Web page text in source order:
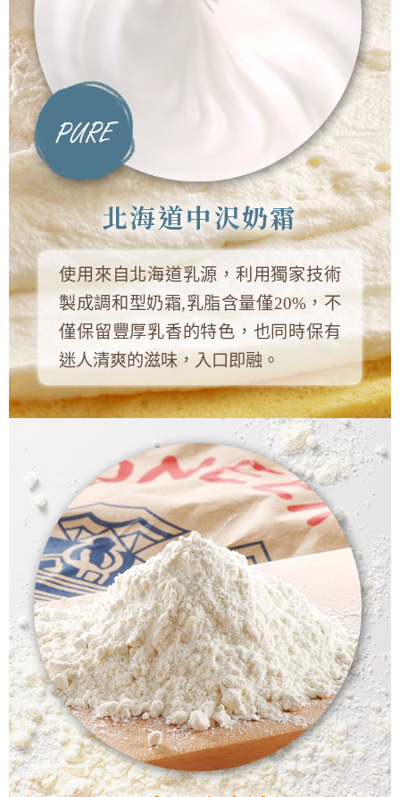
北海道中沢奶霜
使用來自北海道乳源，利用獨家技術
製成調和型奶霜,乳脂含量僅20%，不
僅保留豐厚乳香的特色，也同時保有
迷人清爽的滋味，入口即融。